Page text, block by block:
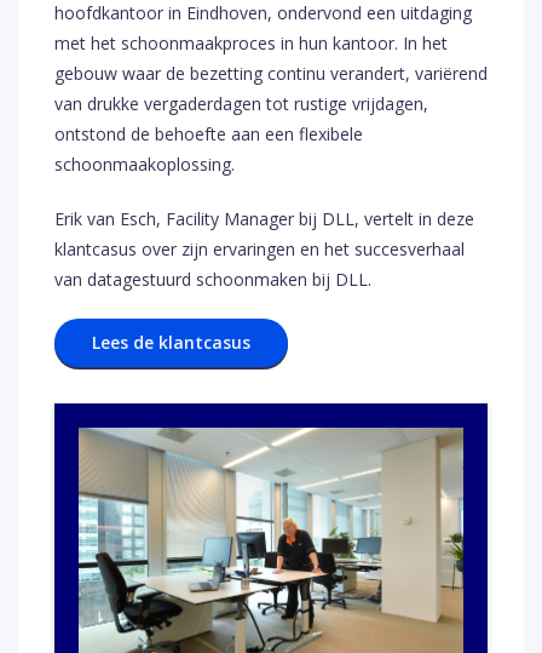
hoofdkantoor in Eindhoven, ondervond een uitdaging
met het schoonmaakproces in hun kantoor. In het
gebouw waar de bezetting continu verandert, variërend
van drukke vergaderdagen tot rustige vrijdagen,
ontstond de behoefte aan een flexibele
schoonmaakoplossing.
Erik van Esch, Facility Manager bij DLL, vertelt in deze
klantcasus over zijn ervaringen en het succesverhaal
van datagestuurd schoonmaken bij DLL.
Lees de klantcasus